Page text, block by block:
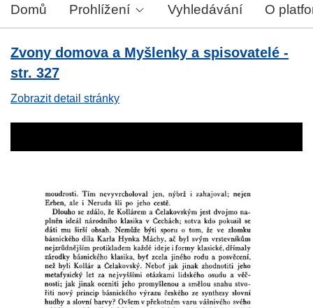
Domů Prohlížení Vyhledávání O
Zvony domova a Myšlenky a spisovatelé -
str. 327
Zobrazit detail stránky